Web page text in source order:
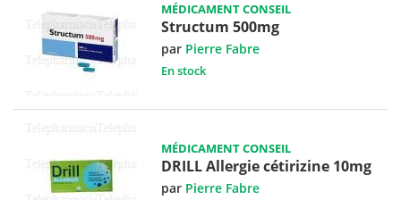
MÉDICAMENT CONSEIL
Structum 500mg
par Pierre Fabre
En stock
MÉDICAMENT CONSEIL
DRILL Allergie cétirizine 10mg
par Pierre Fabre